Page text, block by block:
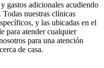
gastos adicionales acudiendo
nuestras clínicas
y las ubicadas en el
para atender cualquier
para una atención
de casa.